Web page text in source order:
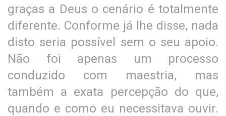
graças a Deus o cenário é totalmente
diferente. Conforme já lhe disse, nada
disto seria possível sem o seu apoio.
Não foi apenas um processo
conduzido com maestria, mas
também a exata percepção do que,
quando e como eu necessitava ouvir.